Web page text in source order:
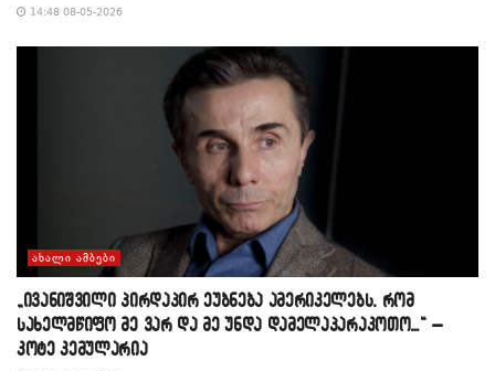
14:48 08-05-2026
ᲐᲮᲐᲚᲘ ᲐᲛᲑᲔᲑᲘ
„ივანიშვილი პირდაპირ ეუბნება ამერიკელებს, რომ
სახელმწიფო მე ვარ და მე უნდა დამელაპარაკოთო…“ –
კოტე კემულარია